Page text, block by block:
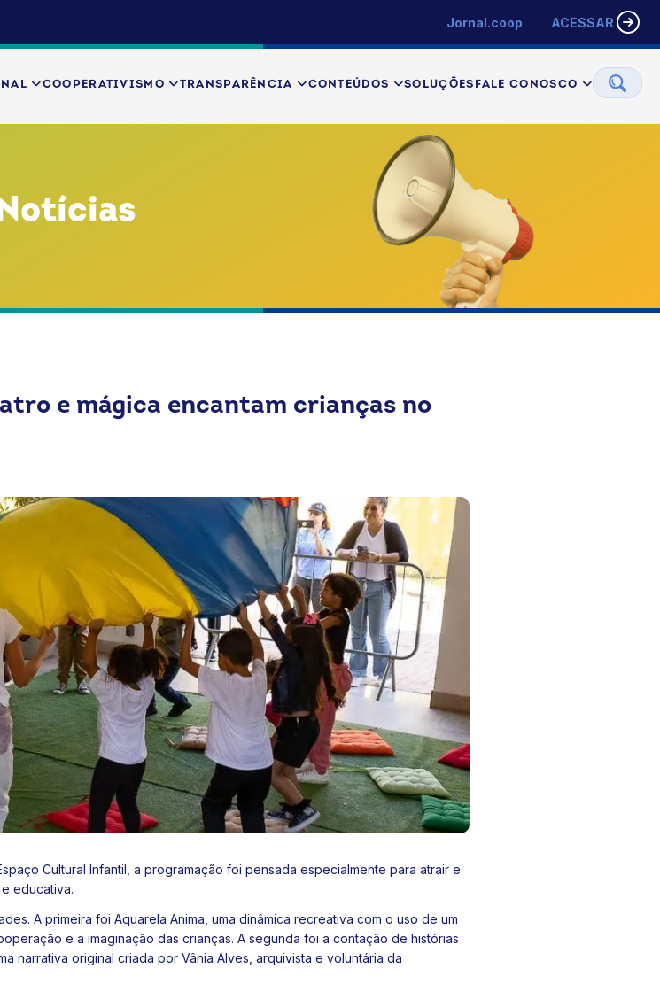
Jornal.coop ACESSAR
COOPERATIVISMO TRANSPARÊNCIA CONTEÚDOS SOLUÇÕES FALE CONOSCO
e mágica encantam crianças no
Cultural Infantil, a programação foi pensada especialmente para atrair e
educativa.
A primeira foi Aquarela Anima, uma dinâmica recreativa com o uso de um
e a imaginação das crianças. A segunda foi a contação de histórias
narrativa original criada por Vânia Alves, arquivista e voluntária da